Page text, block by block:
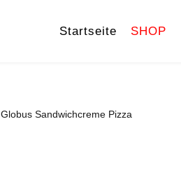
Startseite SHOP
Globus Sandwichcreme Pizza